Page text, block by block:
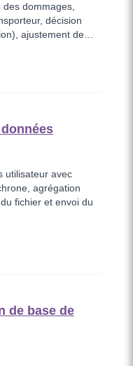
dommages,
décision
ajustement des
utilisateur avec
agrégation
fichier et envoi du
de base de